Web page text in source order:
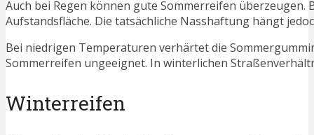
Auch bei Regen können gute Sommerreifen
Aufstandsfläche. Die tatsächliche Nasshaftung hängt
Bei niedrigen Temperaturen verhärtet die
Sommerreifen ungeeignet. In winterlichen
Winterreifen